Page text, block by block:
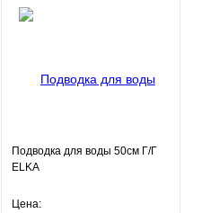
Подводка для воды 50см Г/Г
ELKA
Цена: